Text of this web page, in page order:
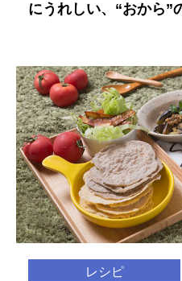
にうれしい、“おから”
レシピ